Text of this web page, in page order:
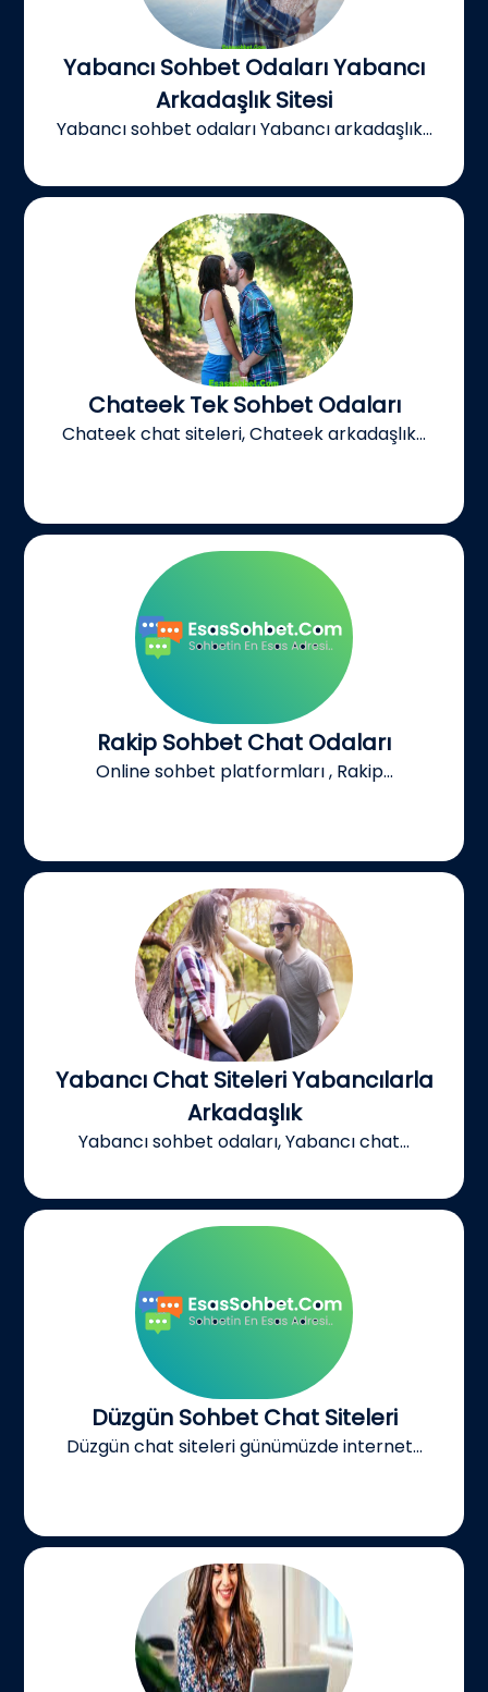
Yabancı Sohbet Odaları Yabancı
Arkadaşlık Sitesi
Yabancı sohbet odaları Yabancı arkadaşlık...
Chateek Tek Sohbet Odaları
Chateek chat siteleri, Chateek arkadaşlık...
Rakip Sohbet Chat Odaları
Online sohbet platformları , Rakip...
Yabancı Chat Siteleri Yabancılarla
Arkadaşlık
Yabancı sohbet odaları, Yabancı chat...
Düzgün Sohbet Chat Siteleri
Düzgün chat siteleri günümüzde internet...